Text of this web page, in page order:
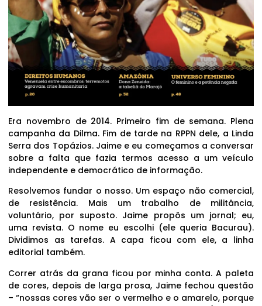
Era novembro de 2014. Primeiro fim de semana. Plena
campanha da Dilma. Fim de tarde na RPPN dele, a Linda
Serra dos Topázios. Jaime e eu começamos a conversar
sobre a falta que fazia termos acesso a um veículo
independente e democrático de informação.
Resolvemos fundar o nosso. Um espaço não comercial,
de resistência. Mais um trabalho de militância,
voluntário, por suposto. Jaime propôs um jornal; eu,
uma revista. O nome eu escolhi (ele queria Bacurau).
Dividimos as tarefas. A capa ficou com ele, a linha
editorial também.
Correr atrás da grana ficou por minha conta. A paleta
de cores, depois de larga prosa, Jaime fechou questão
– “nossas cores vão ser o vermelho e o amarelo, porque